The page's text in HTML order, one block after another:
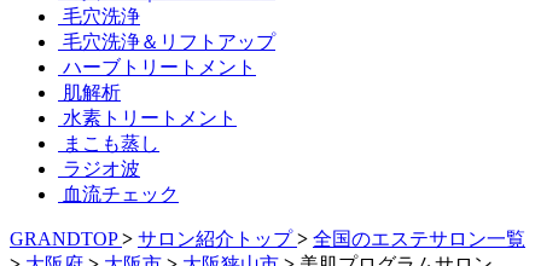
毛穴洗浄
毛穴洗浄＆リフトアップ
ハーブトリートメント
肌解析
水素トリートメント
まこも蒸し
ラジオ波
血流チェック
GRANDTOP > サロン紹介トップ > 全国のエステサロン一覧